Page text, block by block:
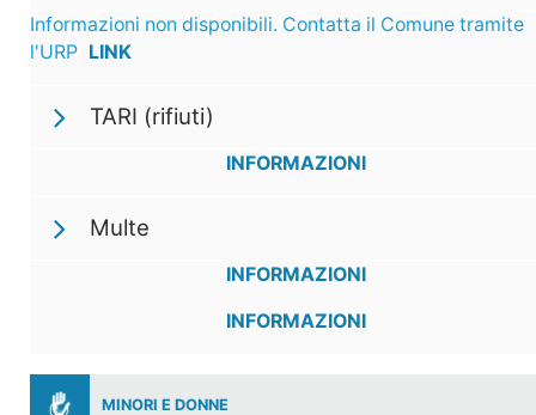
Informazioni non disponibili. Contatta il Comune tramite
l'URP LINK
TARI (rifiuti)
INFORMAZIONI
Multe
INFORMAZIONI
INFORMAZIONI
MINORI E DONNE